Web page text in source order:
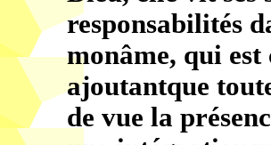
responsabilités
monâme, qui
ajoutantque
de vue la